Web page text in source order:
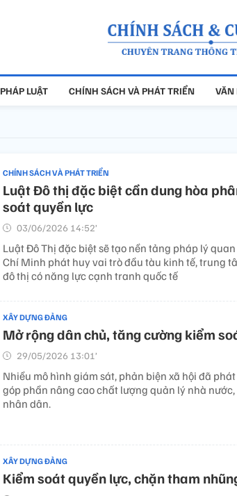
PHÁP LUẬT CHÍNH SÁCH VÀ PHÁT TRIỂN VĂN
CHÍNH SÁCH VÀ PHÁT TRIỂN
Luật Đô thị đặc biệt cần dung hòa
soát quyền lực
03/06/2026 14:52’
Luật Đô Thị đặc biệt sẽ tạo nền tảng pháp lý
Chí Minh phát huy vai trò đầu tàu kinh tế, trung
đô thị có năng lực cạnh tranh quốc tế
XÂY DỰNG ĐẢNG
Mở rộng dân chủ, tăng cường kiểm
29/05/2026 13:01’
Nhiều mô hình giám sát, phản biện xã hội đã
góp phần nâng cao chất lượng quản lý nhà
nhân dân.
XÂY DỰNG ĐẢNG
Kiểm soát quyền lực, chặn tham